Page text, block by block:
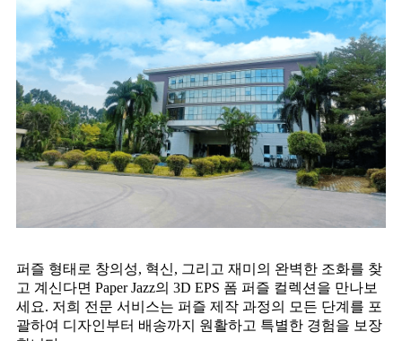
퍼즐 형태로 창의성, 혁신, 그리고 재미의 완벽한 조화를 찾
고 계신다면 Paper Jazz의 3D EPS 폼 퍼즐 컬렉션을 만나보
세요. 저희 전문 서비스는 퍼즐 제작 과정의 모든 단계를 포
괄하여 디자인부터 배송까지 원활하고 특별한 경험을 보장